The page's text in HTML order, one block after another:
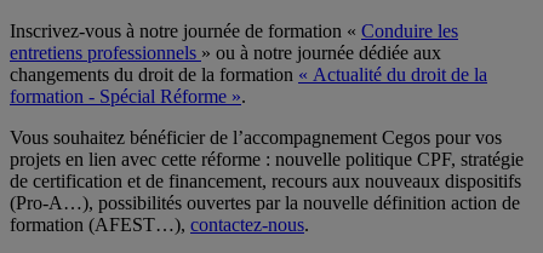
Inscrivez-vous à notre journée de formation « Conduire les
entretiens professionnels » ou à notre journée dédiée aux
changements du droit de la formation « Actualité du droit de la
formation - Spécial Réforme ».
Vous souhaitez bénéficier de l’accompagnement Cegos pour vos
projets en lien avec cette réforme : nouvelle politique CPF, stratégie
de certification et de financement, recours aux nouveaux dispositifs
(Pro-A…), possibilités ouvertes par la nouvelle définition action de
formation (AFEST…), contactez-nous.